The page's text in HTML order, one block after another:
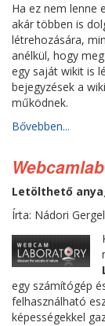
Ha ez nem lenne
akár többen is
létrehozására,
anélkül, hogy
egy saját wikit is
bejegyzések a
működnek.
Bővebben...
Letölthető
Írta: Nádori
egy számítógép
felhasználható
képességekkel